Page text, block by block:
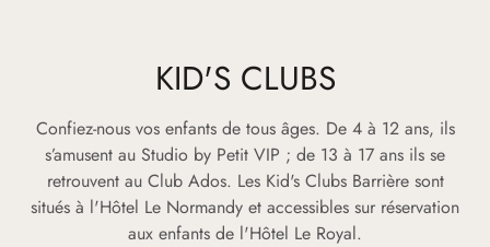
KID'S CLUBS
Confiez-nous vos enfants de tous âges. De 4 à 12 ans, ils
s’amusent au Studio by Petit VIP ; de 13 à 17 ans ils se
retrouvent au Club Ados. Les Kid's Clubs Barrière sont
situés à l'Hôtel Le Normandy et accessibles sur réservation
aux enfants de l'Hôtel Le Royal.